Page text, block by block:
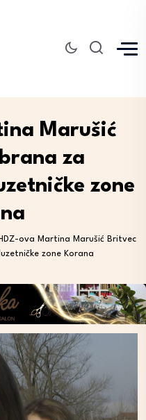
Marušić
za
zone
ova Martina Marušić Britvec
zone Korana